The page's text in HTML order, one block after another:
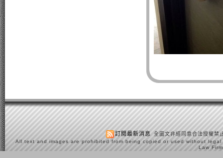
訂閱最新消息 全圖文非經同意合法授權禁
All text and images are prohibited from being copied or used without
Law